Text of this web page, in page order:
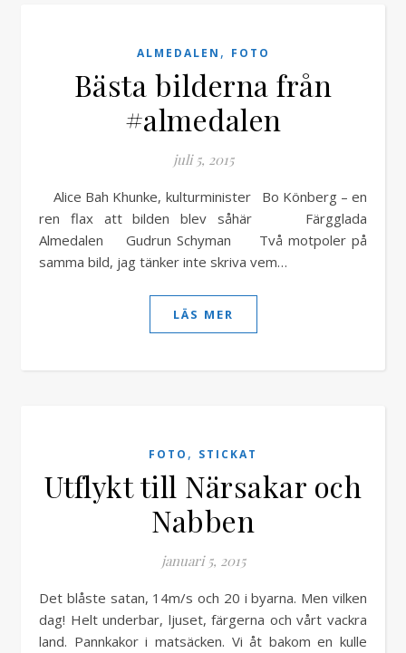
ALMEDALEN , FOTO
Bästa bilderna från
#almedalen
juli 5, 2015
Alice Bah Khunke, kulturminister Bo Könberg – en
ren flax att bilden blev såhär Färgglada
Almedalen Gudrun Schyman Två motpoler på
samma bild, jag tänker inte skriva vem…
LÄS MER
FOTO , STICKAT
Utflykt till Närsakar och
Nabben
januari 5, 2015
Det blåste satan, 14m/s och 20 i byarna. Men vilken
dag! Helt underbar, ljuset, färgerna och vårt vackra
land. Pannkakor i matsäcken. Vi åt bakom en kulle